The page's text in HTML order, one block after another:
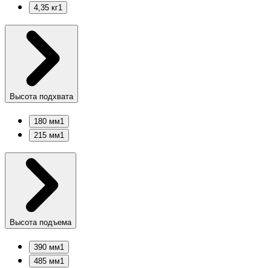
4,35 кг1
Высота подхвата
180 мм1
215 мм1
Высота подъема
390 мм1
485 мм1